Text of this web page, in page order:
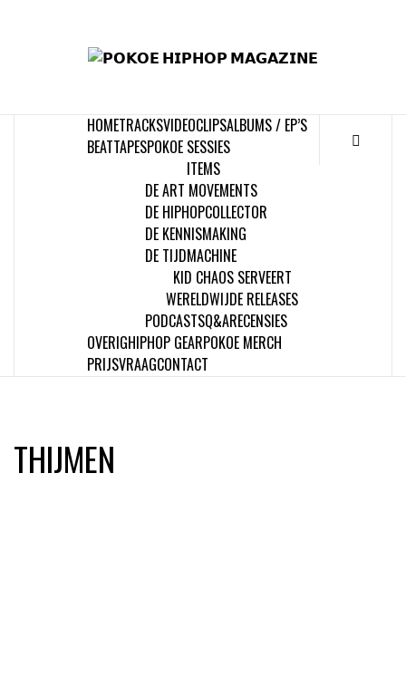
HOMETRACKSVIDEOCLIPSALBUMS / EP’S
BEATTAPESPOKOE SESSIES
ITEMS
DE ART MOVEMENTS
DE HIPHOPCOLLECTOR
DE KENNISMAKING
DE TIJDMACHINE
KID CHAOS SERVEERT
WERELDWIJDE RELEASES
PODCASTSQ&ARECENSIES
OVERIGHIPHOP GEARPOKOE MERCH
PRIJSVRAAGCONTACT
THIJMEN